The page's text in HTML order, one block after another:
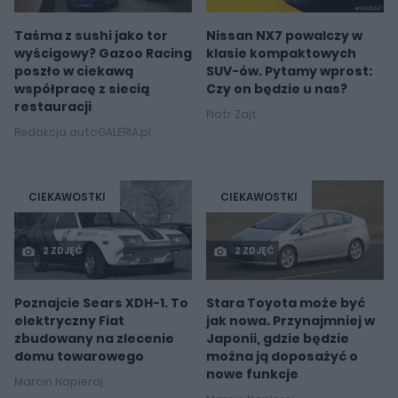
Taśma z sushi jako tor
wyścigowy? Gazoo Racing
poszło w ciekawą
współpracę z siecią
restauracji
Redakcja autoGALERIA.pl
Nissan NX7 powalczy w
klasie kompaktowych
SUV-ów. Pytamy wprost:
Czy on będzie u nas?
Piotr Zajt
CIEKAWOSTKI
2 ZDJĘĆ
Poznajcie Sears XDH-1. To
elektryczny Fiat
zbudowany na zlecenie
domu towarowego
Marcin Napieraj
CIEKAWOSTKI
2 ZDJĘĆ
Stara Toyota może być
jak nowa. Przynajmniej w
Japonii, gdzie będzie
można ją doposażyć o
nowe funkcje